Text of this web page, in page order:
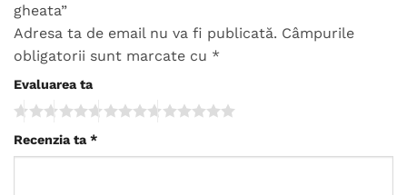
gheata”
Adresa ta de email nu va fi publicată. Câmpurile
obligatorii sunt marcate cu *
Evaluarea ta
Recenzia ta*